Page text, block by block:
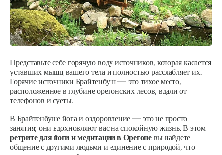
Представьте себе горячую воду источников, которая касается
уставших мышц вашего тела и полностью расслабляет их.
Горячие источники Брайтенбуш — это тихое место,
расположенное в глубине орегонских лесов, вдали от
телефонов и суеты.
В Брайтенбуше йога и оздоровление — это не просто
занятия; они вдохновляют вас на спокойную жизнь. В этом
ретрите для йоги и медитации в Орегоне вы найдете
общение с другими людьми и единение с природой, что